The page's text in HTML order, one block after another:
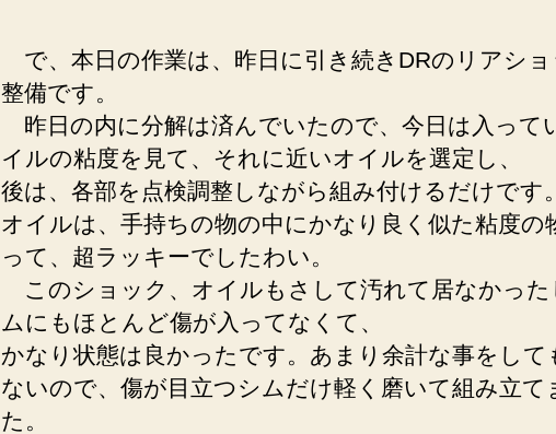
で、本日の作業は、昨日に引き続きDRのリアショ
整備です。
昨日の内に分解は済んでいたので、今日は入って
イルの粘度を見て、それに近いオイルを選定し、
後は、各部を点検調整しながら組み付けるだけです。
オイルは、手持ちの物の中にかなり良く似た粘度の
って、超ラッキーでしたわい。
このショック、オイルもさして汚れて居なかった
ムにもほとんど傷が入ってなくて、
かなり状態は良かったです。あまり余計な事をして
ないので、傷が目立つシムだけ軽く磨いて組み立て
た。